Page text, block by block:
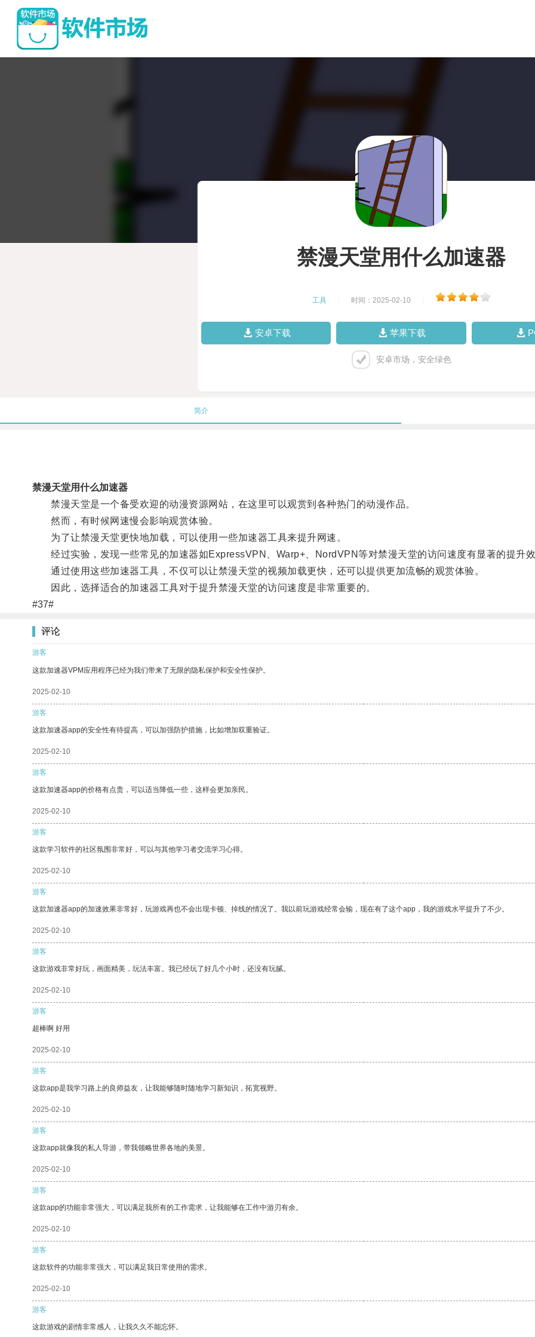
禁漫天堂用什么加速器
工具 时间：2025-02-10
安卓下载 苹果下载
安卓市场，安全绿色
简介
禁漫天堂用什么加速器
禁漫天堂是一个备受欢迎的动漫资源网站，在这里可以观赏到各种热门的动漫作品。
然而，有时候网速慢会影响观赏体验。
为了让禁漫天堂更快地加载，可以使用一些加速器工具来提升网速。
经过实验，发现一些常见的加速器如ExpressVPN、Warp+、NordVPN等对禁漫天堂的访问速度有显著的提升效
通过使用这些加速器工具，不仅可以让禁漫天堂的视频加载更快，还可以提供更加流畅的观赏体验。
因此，选择适合的加速器工具对于提升禁漫天堂的访问速度是非常重要的。
#37#
评论
游客
这款加速器VPM应用程序已经为我们带来了无限的隐私保护和安全性保护。
2025-02-10
游客
这款加速器app的安全性有待提高，可以加强防护措施，比如增加双重验证。
2025-02-10
游客
这款加速器app的价格有点贵，可以适当降低一些，这样会更加亲民。
2025-02-10
游客
这款学习软件的社区氛围非常好，可以与其他学习者交流学习心得。
2025-02-10
游客
这款加速器app的加速效果非常好，玩游戏再也不会出现卡顿、掉线的情况了。我以前玩游戏经常会输，现在有了这个app，我的游戏水平提升了不少。
2025-02-10
游客
这款游戏非常好玩，画面精美，玩法丰富。我已经玩了好几个小时，还没有玩腻。
2025-02-10
游客
超棒啊 好用
2025-02-10
游客
这款app是我学习路上的良师益友，让我能够随时随地学习新知识，拓宽视野。
2025-02-10
游客
这款app就像我的私人导游，带我领略世界各地的美景。
2025-02-10
游客
这款app的功能非常强大，可以满足我所有的工作需求，让我能够在工作中游刃有余。
2025-02-10
游客
这款软件的功能非常强大，可以满足我日常使用的需求。
2025-02-10
游客
这款游戏的剧情非常感人，让我久久不能忘怀。